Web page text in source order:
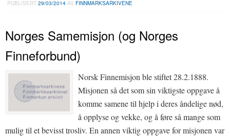
PUBLISERT29/03/2014 AVFINNMARKSARKIVENE
Norges Samemisjon (og Norges
Finneforbund)
Norsk Finnemisjon ble stiftet 28.2.1888.
Misjonen så det som sin viktigste oppgave å
komme samene til hjelp i deres åndelige nød,
å opplyse og vekke, og å føre så mange som
mulig til et bevisst trosliv. En annen viktig oppgave for misjonen var